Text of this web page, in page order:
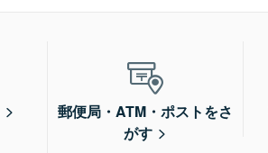
郵便局・ATM・ポストをさ
がす